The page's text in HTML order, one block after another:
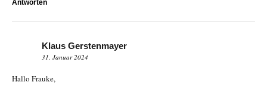
Antworten
Klaus Gerstenmayer
31. Januar 2024
Hallo Frauke,